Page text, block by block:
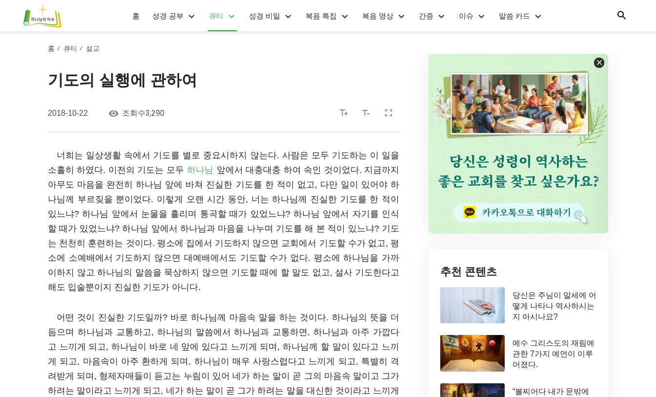
홈 성경 공부 큐티 성경 비밀 복음 특집 복음 영상 간증 이슈 말씀 카드
홈 / 큐티 / 설교
기도의 실행에 관하여
2018-10-22 조회수3,290
너희는 일상생활 속에서 기도를 별로 중요시하지 않는다. 사람은 모두 기도하는 이 일을
소홀히 하였다. 이전의 기도는 모두 하나님 앞에서 대충대충 하여 속인 것이었다. 지금까지
아무도 마음을 완전히 하나님 앞에 바쳐 진실한 기도를 한 적이 없고, 다만 일이 있어야 하
나님께 부르짖을 뿐이었다. 이렇게 오랜 시간 동안, 너는 하나님께 진실한 기도를 한 적이
있느냐? 하나님 앞에서 눈물을 흘리며 통곡할 때가 있었느냐? 하나님 앞에서 자기를 인식
할 때가 있었느냐? 하나님 앞에서 하나님과 마음을 나누며 기도를 해 본 적이 있느냐? 기도
는 천천히 훈련하는 것이다. 평소에 집에서 기도하지 않으면 교회에서 기도할 수가 없고, 평
소에 소예배에서 기도하지 않으면 대예배에서도 기도할 수가 없다. 평소에 하나님을 가까
이하지 않고 하나님의 말씀을 묵상하지 않으면 기도할 때에 할 말도 없고, 설사 기도한다고
해도 입술뿐이지 진실한 기도가 아니다.
어떤 것이 진실한 기도일까? 바로 하나님께 마음속 말을 하는 것이다. 하나님의 뜻을 더
듬으며 하나님과 교통하고, 하나님의 말씀에서 하나님과 교통하면, 하나님과 아주 가깝다
고 느끼게 되고, 하나님이 바로 네 앞에 있다고 느끼게 되며, 하나님께 할 말이 있다고 느끼
게 되고, 마음속이 아주 환하게 되며, 하나님이 매우 사랑스럽다고 느끼게 되고, 특별히 격
려받게 되며, 형제자매들이 듣고는 누림이 있어 네가 하는 말이 곧 그의 마음속 말이고 그가
하려는 말이라고 느끼게 되고, 네가 하는 말이 곧 그가 하려는 말을 대신한 것이라고 느끼게
추천 콘텐츠
당신은 주님이 말세에 어
떻게 나타나 역사하시는
지 아시나요?
예수 그리스도의 재림에
관한 7가지 예언이 이루
어졌다.
“볼찌어다 내가 문밖에